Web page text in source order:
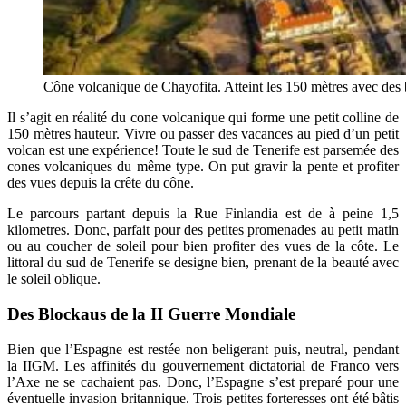
Cône volcanique de Chayofita. Atteint les 150 mètres avec
Il s’agit en réalité du cone volcanique qui forme une petit colline de
150 mètres hauteur. Vivre ou passer des vacances au pied d’un petit
volcan est une expérience! Toute le sud de Tenerife est parsemée des
cones volcaniques du même type. On put gravir la pente et profiter
des vues depuis la crête du cône.
Le parcours partant depuis la Rue Finlandia est de à peine 1,5
kilometres. Donc, parfait pour des petites promenades au petit matin
ou au coucher de soleil pour bien profiter des vues de la côte. Le
littoral du sud de Tenerife se designe bien, prenant de la beauté avec
le soleil oblique.
Des Blockaus de la II Guerre Mondiale
Bien que l’Espagne est restée non beligerant puis, neutral, pendant
la IIGM. Les affinités du gouvernement dictatorial de Franco vers
l’Axe ne se cachaient pas. Donc, l’Espagne s’est preparé pour une
éventuelle invasion britannique. Trois petites forteresses ont été bâtis